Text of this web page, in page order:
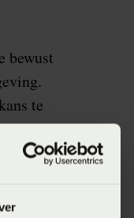
bewust
te